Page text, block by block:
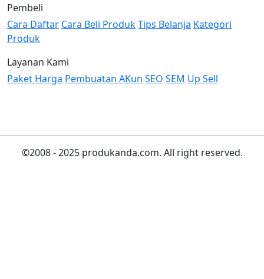
Pembeli
Cara Daftar Cara Beli ProdukTips Belanja Kategori
Produk
Layanan Kami
Paket Harga Pembuatan AKun SEO SEM Up Sell
©2008 - 2025 produkanda.com. All right reserved.